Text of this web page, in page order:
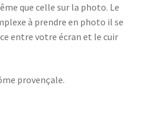
que celle sur la photo. Le
à prendre en photo il se
entre votre écran et le cuir
provençale.